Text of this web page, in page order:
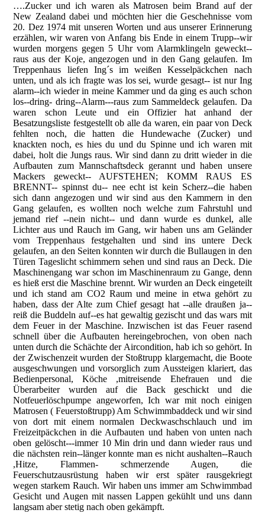
….Zucker und ich waren als Matrosen beim Brand auf der
New Zealand dabei und möchten hier die Geschehnisse vom
20. Dez 1974 mit unseren Worten und aus unserer Erinnerung
erzählen, wir waren von Anfang bis Ende in einem Trupp--wir
wurden morgens gegen 5 Uhr vom Alarmklingeln geweckt--
raus aus der Koje, angezogen und in den Gang gelaufen. Im
Treppenhaus liefen Ing´s im weißen Kesselpäckchen nach
unten, und als ich fragte was los sei, wurde gesagt-- ist nur Ing
alarm--ich wieder in meine Kammer und da ging es auch schon
los--dring- dring--Alarm---raus zum Sammeldeck gelaufen. Da
waren schon Leute und ein Offizier hat anhand der
Besatzungsliste festgestellt ob alle da waren, ein paar von Deck
fehlten noch, die hatten die Hundewache (Zucker) und
knackten noch, es hies du und du Spinne und ich waren mit
dabei, holt die Jungs raus. Wir sind dann zu dritt wieder in die
Aufbauten zum Mannschaftsdeck gerannt und haben unsere
Mackers geweckt-- AUFSTEHEN; KOMM RAUS ES
BRENNT-- spinnst du-- nee echt ist kein Scherz--die haben
sich dann angezogen und wir sind aus den Kammern in den
Gang gelaufen, es wollten noch welche zum Fahrstuhl und
jemand rief --nein nicht-- und dann wurde es dunkel, alle
Lichter aus und Rauch im Gang, wir haben uns am Geländer
vom Treppenhaus festgehalten und sind ins untere Deck
gelaufen, an den Seiten konnten wir durch die Bullaugen in den
Türen Tageslicht schimmern sehen und sind raus an Deck. Die
Maschinengang war schon im Maschinenraum zu Gange, denn
es hieß erst die Maschine brennt. Wir wurden an Deck eingeteilt
und ich stand am CO2 Raum und meine in etwa gehört zu
haben, dass der Alte zum Chief gesagt hat --alle draußen ja--
reiß die Buddeln auf--es hat gewaltig gezischt und das wars mit
dem Feuer in der Maschine. Inzwischen ist das Feuer rasend
schnell über die Aufbauten hereingebrochen, von oben nach
unten durch die Schächte der Aircondition, hab ich so gehört. In
der Zwischenzeit wurden der Stoßtrupp klargemacht, die Boote
ausgeschwungen und vorsorglich zum Aussteigen klariert, das
Bedienpersonal, Köche ,mitreisende Ehefrauen und die
Überarbeiter wurden auf die Back geschickt und die
Notfeuerlöschpumpe angeworfen, Ich war mit noch einigen
Matrosen ( Feuerstoßtrupp) Am Schwimmbaddeck und wir sind
von dort mit einem normalen Deckwaschschlauch und im
Freizeitpäckchen in die Aufbauten und haben von unten nach
oben gelöscht---immer 10 Min drin und dann wieder raus und
die nächsten rein--länger konnte man es nicht aushalten--Rauch
,Hitze, Flammen- schmerzende Augen, die
Feuerschutzausrüstung haben wir erst später rausgekriegt
wegen starkem Rauch. Wir haben uns immer am Schwimmbad
Gesicht und Augen mit nassen Lappen gekühlt und uns dann
langsam aber stetig nach oben gekämpft.